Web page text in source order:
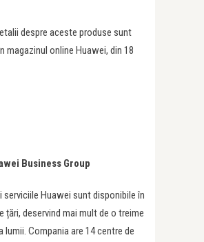
despre aceste produse sunt
magazinul online Huawei, din 18
Business Group
serviciile Huawei sunt disponibile în
țări, deservind mai mult de o treime
lumii. Compania are 14 centre de